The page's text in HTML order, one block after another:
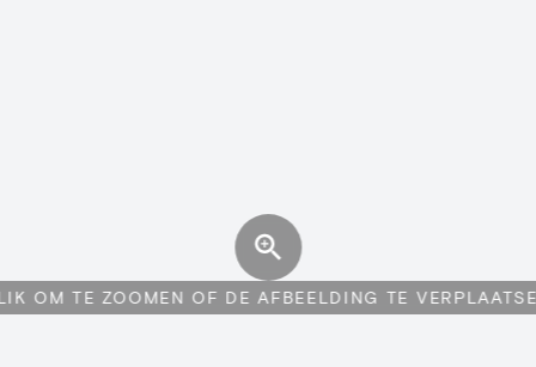
OM TE ZOOMEN OF DE AFBEELDING TE